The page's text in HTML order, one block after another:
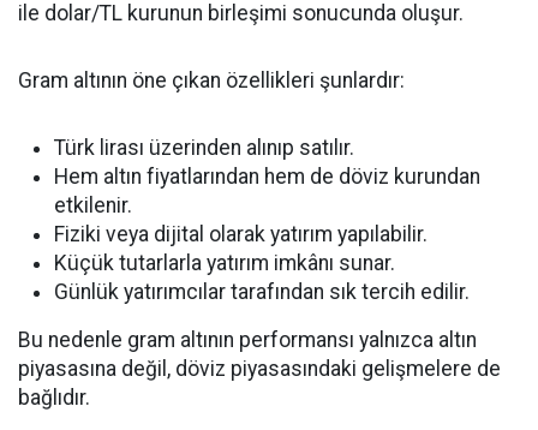
ile dolar/TL kurunun birleşimi sonucunda oluşur.
Gram altının öne çıkan özellikleri şunlardır:
Türk lirası üzerinden alınıp satılır.
Hem altın fiyatlarından hem de döviz kurundan
etkilenir.
Fiziki veya dijital olarak yatırım yapılabilir.
Küçük tutarlarla yatırım imkânı sunar.
Günlük yatırımcılar tarafından sık tercih edilir.
Bu nedenle gram altının performansı yalnızca altın
piyasasına değil, döviz piyasasındaki gelişmelere de
bağlıdır.